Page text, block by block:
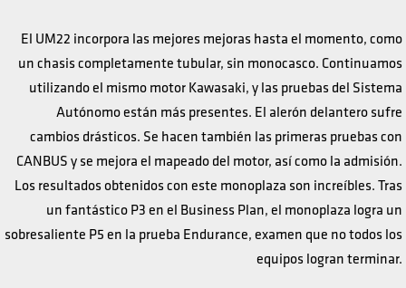
El UM22 incorpora las mejores mejoras hasta el momento, como
un chasis completamente tubular, sin monocasco. Continuamos
utilizando el mismo motor Kawasaki, y las pruebas del Sistema
Autónomo están más presentes. El alerón delantero sufre
cambios drásticos. Se hacen también las primeras pruebas con
CANBUS y se mejora el mapeado del motor, así como la admisión.
Los resultados obtenidos con este monoplaza son increíbles. Tras
un fantástico P3 en el Business Plan, el monoplaza logra un
sobresaliente P5 en la prueba Endurance, examen que no todos los
equipos logran terminar.